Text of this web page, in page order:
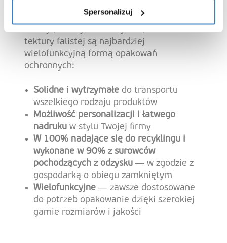
Spersonalizuj
tektury falistej są najbardziej
wielofunkcyjną formą opakowań
ochronnych:
Solidne i wytrzymałe do transportu
wszelkiego rodzaju produktów
Możliwość personalizacji i łatwego
nadruku w stylu Twojej firmy
W 100% nadające się do recyklingu i
wykonane w 90% z surowców
pochodzących z odzysku — w zgodzie z
gospodarką o obiegu zamkniętym
Wielofunkcyjne — zawsze dostosowane
do potrzeb opakowanie dzięki szerokiej
gamie rozmiarów i jakości